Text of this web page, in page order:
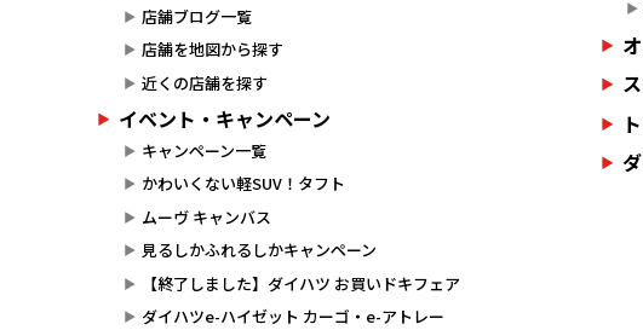
店舗ブログ一覧
店舗を地図から探す
近くの店舗を探す
イベント・キャンペーン
キャンペーン一覧
かわいくない軽SUV！タフト
ムーヴ キャンバス
見るしかふれるしかキャンペーン
【終了しました】ダイハツ お買いドキフェア
ダイハツe-ハイゼット カーゴ・e-アトレー